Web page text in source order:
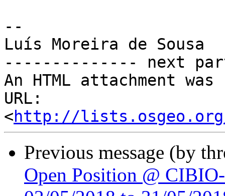
--
Luís Moreira de Sousa
-------------- next
An HTML attachment
URL:
<http://lists.osgeo.org/
Previous message (by
Open Position @